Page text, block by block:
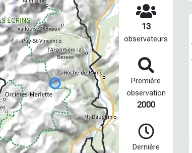
13
observateurs
Première
observation
2000
Dernière